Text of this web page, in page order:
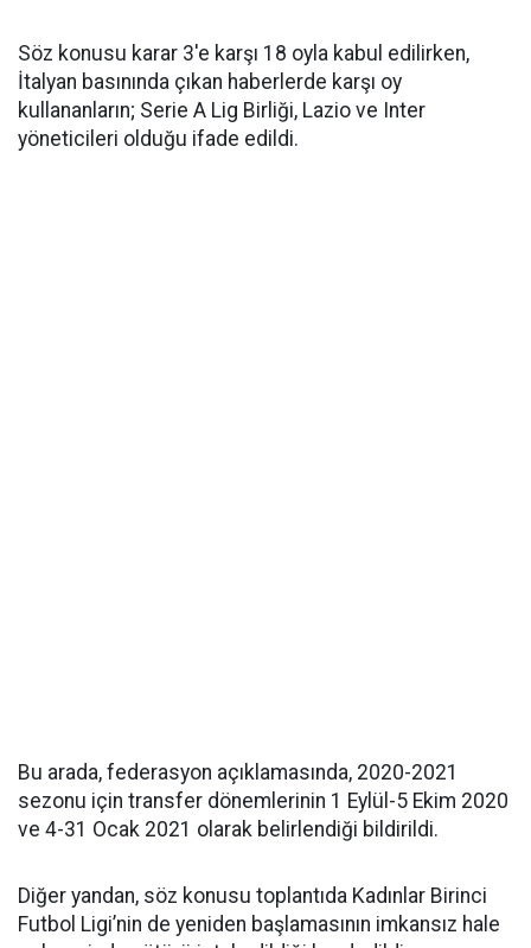
Söz konusu karar 3'e karşı 18 oyla kabul edilirken,
İtalyan basınında çıkan haberlerde karşı oy
kullananların; Serie A Lig Birliği, Lazio ve Inter
yöneticileri olduğu ifade edildi.
Bu arada, federasyon açıklamasında, 2020-2021
sezonu için transfer dönemlerinin 1 Eylül-5 Ekim 2020
ve 4-31 Ocak 2021 olarak belirlendiği bildirildi.
Diğer yandan, söz konusu toplantıda Kadınlar Birinci
Futbol Ligi’nin de yeniden başlamasının imkansız hale